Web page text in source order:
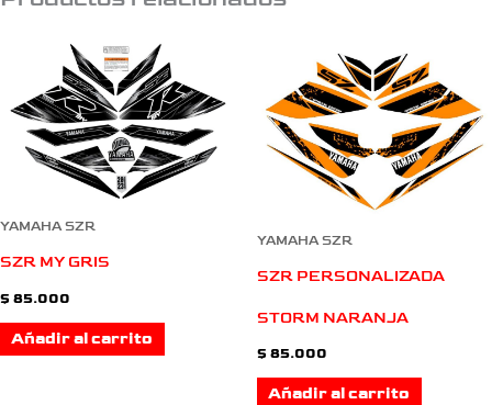
YAMAHA SZR
SZR MY GRIS
$ 85.000
Añadir al carrito
YAMAHA SZR
SZR PERSONALIZADA
STORM NARANJA
$ 85.000
Añadir al carrito